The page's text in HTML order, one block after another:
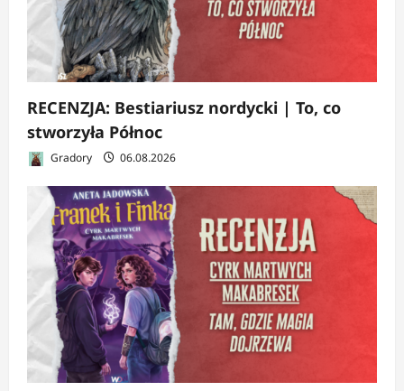
RECENZJA: Bestiariusz nordycki | To, co
stworzyła Północ
Gradory 06.08.2026